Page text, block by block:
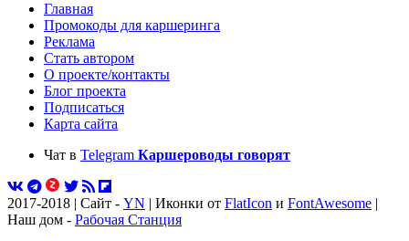
Главная
Промокоды для каршеринга
Реклама
Стать автором
О проекте/контакты
Блог проекта
Подписаться
Карта сайта
Чат в Telegram Каршероводы говорят
2017-2018 | Сайт - YN | Иконки от FlatIcon и FontAwesome |
Наш дом - Рабочая Станция